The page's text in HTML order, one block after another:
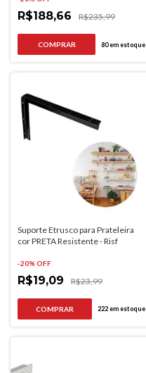
R$188,66 R$235,99
COMPRAR 80em estoque
Suporte Etrusco para Prateleira
cor PRETA Resistente - Risf
-20% OFF
R$19,09 R$23,99
COMPRAR 222em estoque